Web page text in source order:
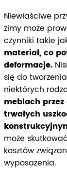
Niewłaściwe
zimy może
czynniki takie
materiał, co
deformacje.
się do
niektórych
meblach przez
trwałych
może
kosztów
wyposażenia.